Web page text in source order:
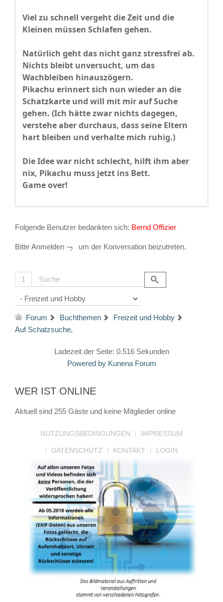
Viel zu schnell vergeht die Zeit und die
Kleinen müssen Schlafen gehen.
Natürlich geht das nicht ganz stressfrei ab.
Nichts bleibt unversucht, um das
Wachbleiben hinauszögern.
Pikachu erinnert sich nun wieder an die
Schatzkarte und will mit mir auf Suche
gehen. (Ich hätte zwar nichts dagegen,
verstehe aber durchaus, dass seine Eltern
hart bleiben und verhalte mich ruhig.)
Die Idee war nicht schlecht, hilft ihm aber
nix, Pikachu muss jetzt ins Bett.
Game over!
Folgende Benutzer bedankten sich: Bernd Offizier
Bitte Anmelden um der Konversation beizutreten.
1
Forum Buchthemen
Freizeit und Hobby
Auf Schatzsuche,
Ladezeit der Seite: 0.516 Sekunden
Powered by Kunena Forum
WER IST ONLINE
Aktuell sind 255 Gäste und keine Mitglieder online
NUTZUNGSBEDINGUNGEN IMPRESSUM
DATENSCHUTZ KONTAKT LOGIN